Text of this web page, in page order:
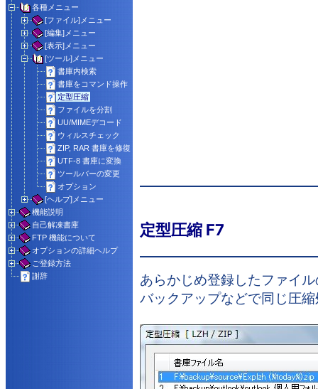
各種メニュー
[ファイル]メニュー
[編集]メニュー
[表示]メニュー
[ツール]メニュー
書庫内検索
書庫をコマンド操作
定型圧縮
ファイルを分割
UU/MIMEデコード
ウィルスチェック
ZIP, RAR 書庫を修復
UTF-8 書庫に変換
ツールバーの変更
オプション
[ヘルプ]メニュー
機能説明
自己解凍書庫
FTP 機能について
オプションの詳細ヘルプ
ご登録方法
謝辞
定型圧縮 F7
あらかじめ登録したファイ
バックアップなどで同じ圧